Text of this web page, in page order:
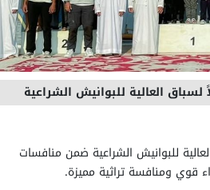
العالية للبوانيش الشراعية
للبوانيش الشراعية ضمن منافسات
قوي ومنافسة تراثية مميزة.